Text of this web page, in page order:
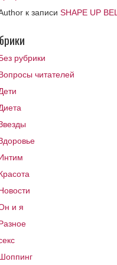
к записи SHAPE UP
рубрики
читателей
и я